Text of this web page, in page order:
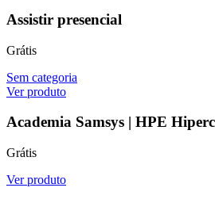
Assistir presencial
Grátis
Sem categoria
Ver produto
Academia Samsys | HPE
Grátis
Ver produto